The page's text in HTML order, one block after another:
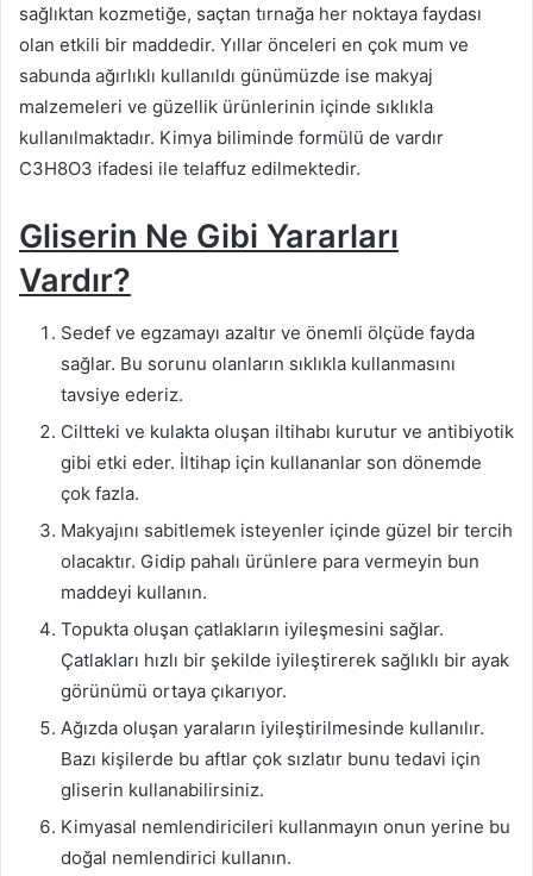
sağlıktan kozmetiğe, saçtan tırnağa her noktaya faydası
olan etkili bir maddedir. Yıllar önceleri en çok mum ve
sabunda ağırlıklı kullanıldı günümüzde ise makyaj
malzemeleri ve güzellik ürünlerinin içinde sıklıkla
kullanılmaktadır. Kimya biliminde formülü de vardır
C3H8O3 ifadesi ile telaffuz edilmektedir.
Gliserin Ne Gibi Yararları
Vardır?
Sedef ve egzamayı azaltır ve önemli ölçüde fayda
sağlar. Bu sorunu olanların sıklıkla kullanmasını
tavsiye ederiz.
Ciltteki ve kulakta oluşan iltihabı kurutur ve antibiyotik
gibi etki eder. İltihap için kullananlar son dönemde
çok fazla.
Makyajını sabitlemek isteyenler içinde güzel bir tercih
olacaktır. Gidip pahalı ürünlere para vermeyin bun
maddeyi kullanın.
Topukta oluşan çatlakların iyileşmesini sağlar.
Çatlakları hızlı bir şekilde iyileştirerek sağlıklı bir ayak
görünümü ortaya çıkarıyor.
Ağızda oluşan yaraların iyileştirilmesinde kullanılır.
Bazı kişilerde bu aftlar çok sızlatır bunu tedavi için
gliserin kullanabilirsiniz.
Kimyasal nemlendiricileri kullanmayın onun yerine bu
doğal nemlendirici kullanın.